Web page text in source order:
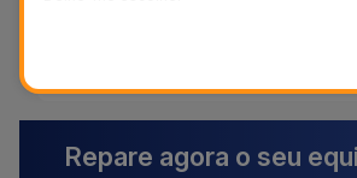
Repare agora o seu